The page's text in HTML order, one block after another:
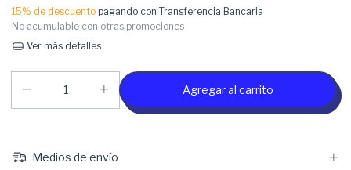
15% de descuento pagando con Transferencia Bancaria
No acumulable con otras promociones
Ver más detalles
Medios de envío